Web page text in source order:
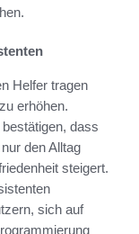
Helfer tragen
erhöhen.
dass
den Alltag
steigert.
sich auf